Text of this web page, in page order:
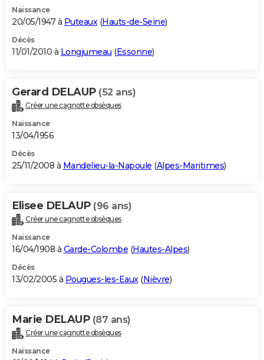
Naissance
20/05/1947 à Puteaux(Hauts-de-Seine)
Décès
11/01/2010 à Longjumeau (Essonne)
Gerard DELAUP (52 ans)
Créer une cagnotte obsèques
Naissance
13/04/1956
Décès
25/11/2008 à Mandelieu-la-Napoule (Alpes-Maritimes)
Elisee DELAUP (96 ans)
Créer une cagnotte obsèques
Naissance
16/04/1908 à Garde-Colombe (Hautes-Alpes)
Décès
13/02/2005 à Pougues-les-Eaux(Nièvre)
Marie DELAUP (87 ans)
Créer une cagnotte obsèques
Naissance